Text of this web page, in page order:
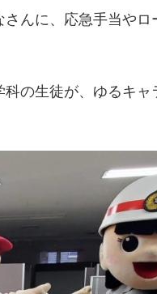
んに、応急手当やロ
の生徒が、ゆるキャ